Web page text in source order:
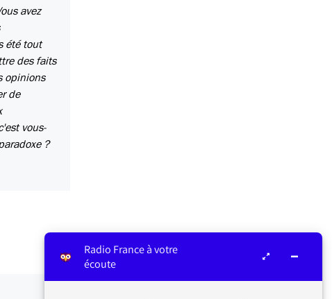
avez
été tout
des faits
opinions
de
vous-
?
Radio France à votre
écoute